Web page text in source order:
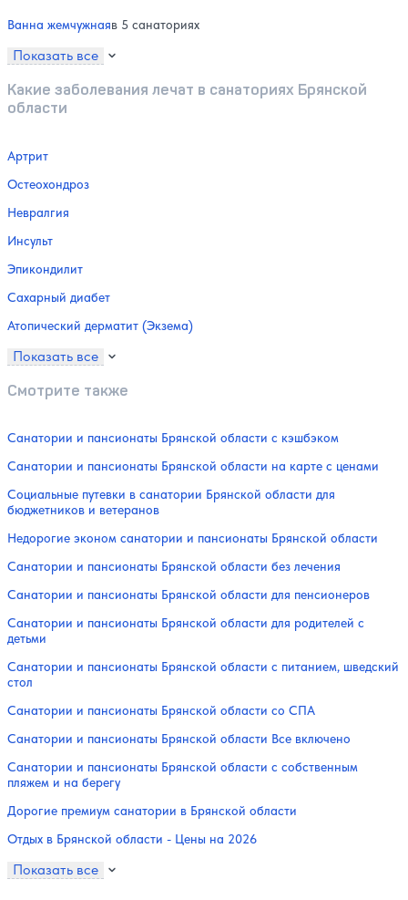
Ванна жемчужнаяв 5 санаториях
Показать все
Какие заболевания лечат в санаториях Брянской
области
Артрит
Остеохондроз
Невралгия
Инсульт
Эпикондилит
Сахарный диабет
Атопический дерматит (Экзема)
Показать все
Смотрите также
Санатории и пансионаты Брянской области с кэшбэком
Санатории и пансионаты Брянской области на карте с ценами
Социальные путевки в санатории Брянской области для
бюджетников и ветеранов
Недорогие эконом санатории и пансионаты Брянской области
Санатории и пансионаты Брянской области без лечения
Санатории и пансионаты Брянской области для пенсионеров
Санатории и пансионаты Брянской области для родителей с
детьми
Санатории и пансионаты Брянской области с питанием, шведский
стол
Санатории и пансионаты Брянской области со СПА
Санатории и пансионаты Брянской области Все включено
Санатории и пансионаты Брянской области с собственным
пляжем и на берегу
Дорогие премиум санатории в Брянской области
Отдых в Брянской области - Цены на 2026
Показать все